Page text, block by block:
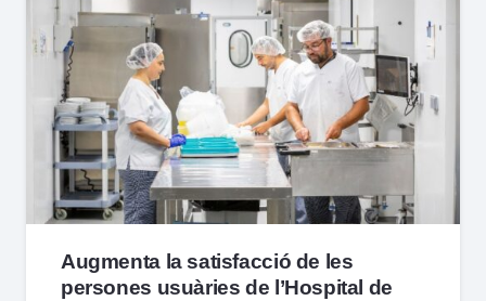
Augmenta la satisfacció de les
persones usuàries de l’Hospital de